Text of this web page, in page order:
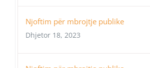
Njoftim për mbrojtje publike
Dhjetor 18, 2023